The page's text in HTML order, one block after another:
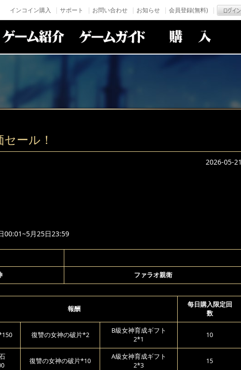
インコイン購入 サポート お問い合わせ お知らせ 会員登録(無料)
ール！
2026-05-21
00:01~5月25日23:59
ファラオ親衛
報酬
每日購入限定回
数
復讐の女神の破片*2
B級女神育成ギフト
2*1
10
復讐の女神の破片*10
A級女神育成ギフト
2*3
15